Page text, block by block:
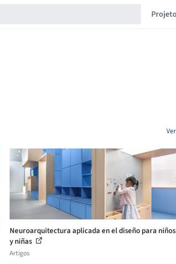
Neuroarquitectura aplicada en el diseño para niños
y niñas
Artigos